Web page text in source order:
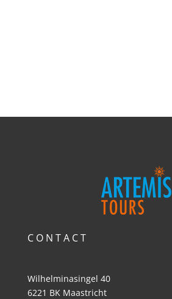
C O N T A C T
Wilhelminasingel 40
6221 BK Maastricht